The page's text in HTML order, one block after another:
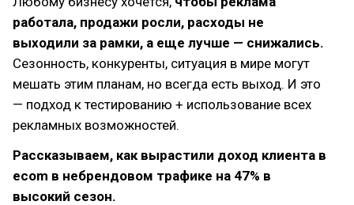
работала, продажи росли, расходы не
выходили за рамки, а еще лучше — снижались.
Сезонность, конкуренты, ситуация в мире могут
мешать этим планам, но всегда есть выход. И это
— подход к тестированию + использование всех
рекламных возможностей.
Рассказываем, как вырастили доход клиента в
ecom в небрендовом трафике на 47% в
высокий сезон.